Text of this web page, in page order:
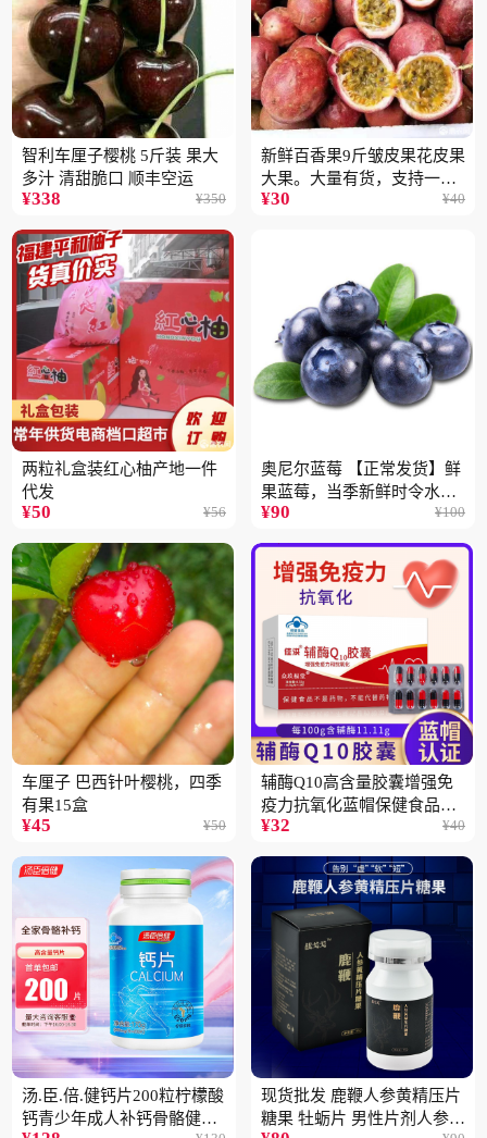
智利车厘子樱桃 5斤装 果大
多汁 清甜脆口 顺丰空运
¥338 ¥350
新鲜百香果9斤皱皮果花皮果
大果。大量有货，支持一件
代
¥30 ¥40
两粒礼盒装红心柚产地一件
代发
¥50 ¥56
奥尼尔蓝莓 【正常发货】鲜
果蓝莓，当季新鲜时令水果
顺丰包邮
¥90 ¥100
车厘子 巴西针叶樱桃，四季
有果15盒
¥45 ¥50
辅酶Q10高含量胶囊增强免
疫力抗氧化蓝帽保健食品批
发一件代发2盒
¥32 ¥40
汤.臣.倍.健钙片200粒柠檬酸
钙青少年成人补钙骨骼健康
现货批发 鹿鞭人参黄精压片
糖果 牡蛎片 男性片剂人参黄